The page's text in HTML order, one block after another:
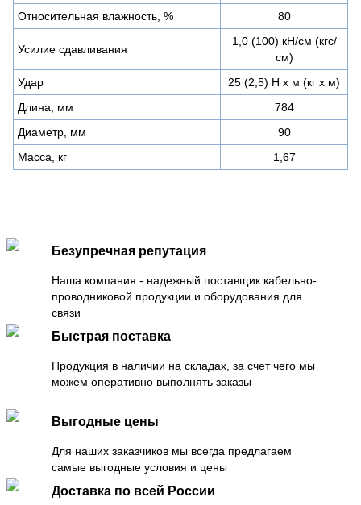
Относительная влажность, %
80
Усилие сдавливания
1,0 (100) кН/см (кгс/
см)
Удар
25 (2,5) Н х м (кг х м)
Длина, мм
784
Диаметр, мм
90
Масса, кг
1,67
Безупречная репутация
Наша компания - надежный поставщик кабельно-
проводниковой продукции и оборудования для
связи
Быстрая поставка
Продукция в наличии на складах, за счет чего мы
можем оперативно выполнять заказы
Выгодные цены
Для наших заказчиков мы всегда предлагаем
самые выгодные условия и цены
Доставка по всей России